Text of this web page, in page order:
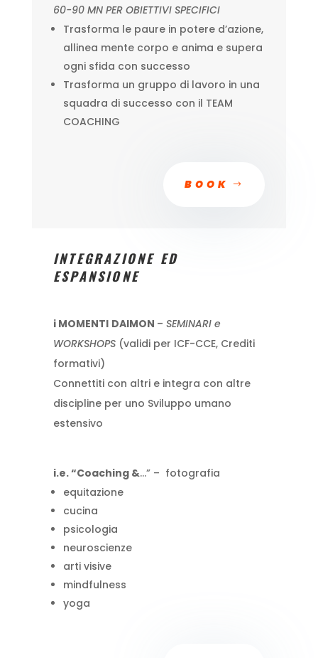
60-90 MN PER OBIETTIVI SPECIFICI
Trasforma le paure in potere d’azione,
allinea mente corpo e anima e supera
ogni sfida con successo
Trasforma un gruppo di lavoro in una
squadra di successo con il TEAM
COACHING
BOOK
INTEGRAZIONE ED
ESPANSIONE
i MOMENTI DAIMON – SEMINARI e
WORKSHOPS (validi per ICF-CCE, Crediti
formativi)
Connettiti con altri e integra con altre
discipline per uno Sviluppo umano
estensivo
i.e. “Coaching &…” – fotografia
equitazione
cucina
psicologia
neuroscienze
arti visive
mindfulness
yoga